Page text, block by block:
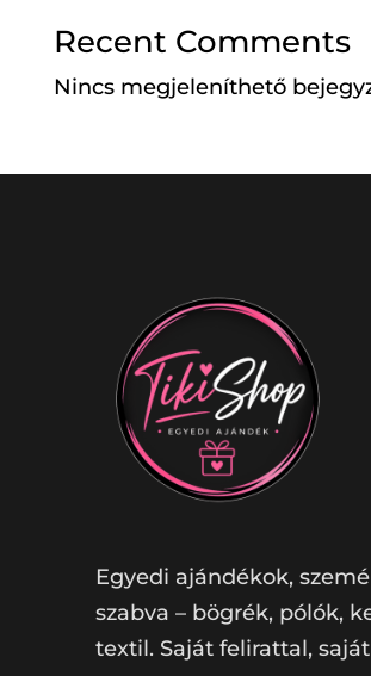
Recent Comments
Nincs megjeleníthető
Egyedi ajándékok,
szabva – bögrék, pólók,
textil. Saját felirattal,